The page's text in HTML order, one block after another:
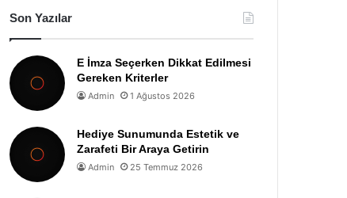
Son Yazılar
E İmza Seçerken Dikkat Edilmesi
Gereken Kriterler
Admin 1 Ağustos 2026
Hediye Sunumunda Estetik ve
Zarafeti Bir Araya Getirin
Admin 25 Temmuz 2026